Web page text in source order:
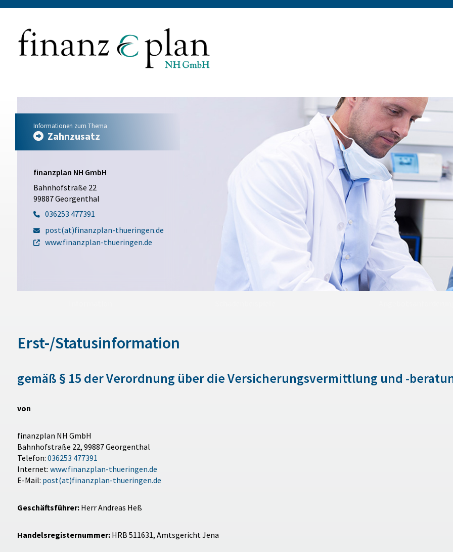
Informationen zum Thema
Zahnzusatz
finanzplan NH GmbH
Bahnhofstraße 22
99887 Georgenthal
036253 477391
post(at)finanzplan-thueringen.de
www.finanzplan-thueringen.de
Erst-/Statusinformation
gemäß § 15 der Verordnung über die Versicherungsvermittlung und -
von
finanzplan NH GmbH
Bahnhofstraße 22, 99887 Georgenthal
Telefon: 036253 477391
Internet: www.finanzplan-thueringen.de
E-Mail: post(at)finanzplan-thueringen.de
Geschäftsführer:Herr Andreas Heß
Handelsregisternummer:HRB 511631, Amtsgericht Jena